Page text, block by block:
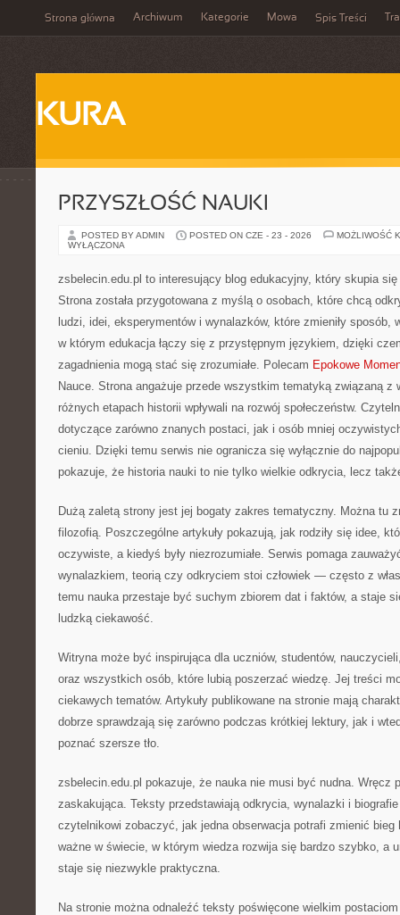
Strona główna Archiwum Kategorie Mowa Spis Treści
KURA
PRZYSZŁOŚĆ NAUKI
POSTED BY ADMIN POSTED ON CZE - 23 - 2026
MOŻLIWOŚĆ
WYŁĄCZONA
zsbelecin.edu.pl to interesujący blog edukacyjny, który skupia
Strona została przygotowana z myślą o osobach, które chcą
ludzi, idei, eksperymentów i wynalazków, które zmieniły sposób,
w którym edukacja łączy się z przystępnym językiem, dzięki
zagadnienia mogą stać się zrozumiałe. Polecam Epokowe
Nauce. Strona angażuje przede wszystkim tematyką związaną z
różnych etapach historii wpływali na rozwój społeczeństw.
dotyczące zarówno znanych postaci, jak i osób mniej
cieniu. Dzięki temu serwis nie ogranicza się wyłącznie do
pokazuje, że historia nauki to nie tylko wielkie odkrycia, lecz
Dużą zaletą strony jest jej bogaty zakres tematyczny. Można tu
filozofią. Poszczególne artykuły pokazują, jak rodziły się idee,
oczywiste, a kiedyś były niezrozumiałe. Serwis pomaga
wynalazkiem, teorią czy odkryciem stoi człowiek — często z
temu nauka przestaje być suchym zbiorem dat i faktów, a staje
ludzką ciekawość.
Witryna może być inspirująca dla uczniów, studentów,
oraz wszystkich osób, które lubią poszerzać wiedzę. Jej treści
ciekawych tematów. Artykuły publikowane na stronie mają
dobrze sprawdzają się zarówno podczas krótkiej lektury, jak i
poznać szersze tło.
zsbelecin.edu.pl pokazuje, że nauka nie musi być nudna.
zaskakująca. Teksty przedstawiają odkrycia, wynalazki i
czytelnikowi zobaczyć, jak jedna obserwacja potrafi zmienić bieg
ważne w świecie, w którym wiedza rozwija się bardzo szybko, a
staje się niezwykle praktyczna.
Na stronie można odnaleźć teksty poświęcone wielkim